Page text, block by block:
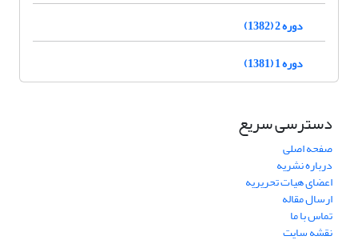
دوره 2 (1382)
دوره 1 (1381)
دسترسی سریع
صفحه اصلی
درباره نشریه
اعضای هیات تحریریه
ارسال مقاله
تماس با ما
نقشه سایت